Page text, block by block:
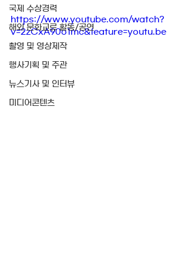
국제 수상경력
해외 문화교류 활동/공연
촬영 및 영상제작
행사기획 및 주관
뉴스기사 및 인터뷰
미디어콘텐츠
https://www.youtube.com/watch?
v=2zCxA90o1mc&feature=youtu.be